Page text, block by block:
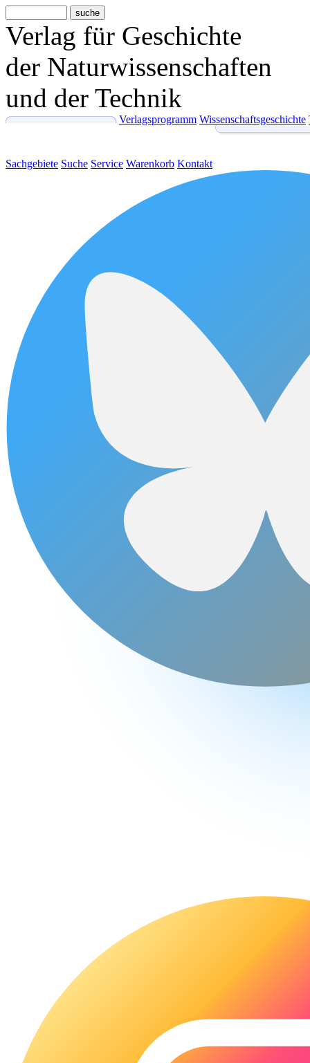
Verlag für Geschichte
der Naturwissenschaften
und der Technik
Verlagsprogramm Wissenschaftsgeschichte
Sachgebiete Suche Service Warenkorb Kontakt